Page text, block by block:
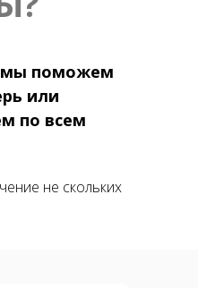
мы поможем
или
по всем
не скольких